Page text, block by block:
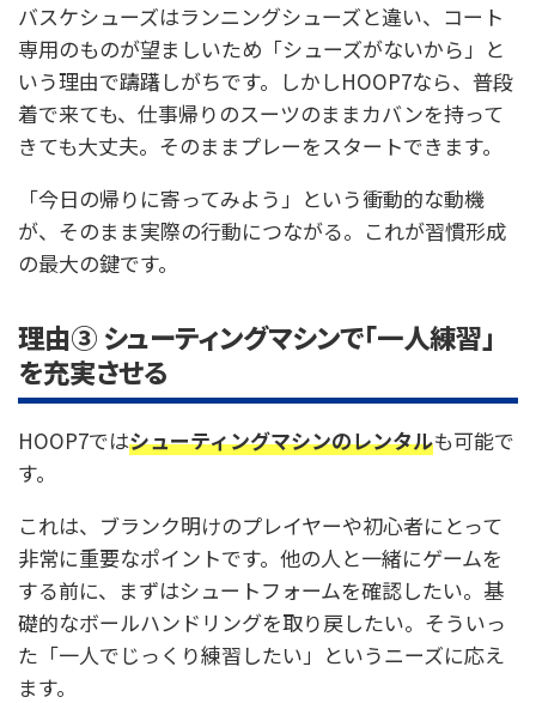
バスケシューズはランニングシューズと違い、コート
専用のものが望ましいため「シューズがないから」と
いう理由で躊躇しがちです。しかしHOOP7なら、普段
着で来ても、仕事帰りのスーツのままカバンを持って
きても大丈夫。そのままプレーをスタートできます。
「今日の帰りに寄ってみよう」という衝動的な動機
が、そのまま実際の行動につながる。これが習慣形成
の最大の鍵です。
理由③ シューティングマシンで「一人練習」
を充実させる
HOOP7ではシューティングマシンのレンタルも可能で
す。
これは、ブランク明けのプレイヤーや初心者にとって
非常に重要なポイントです。他の人と一緒にゲームを
する前に、まずはシュートフォームを確認したい。基
礎的なボールハンドリングを取り戻したい。そういっ
た「一人でじっくり練習したい」というニーズに応え
ます。